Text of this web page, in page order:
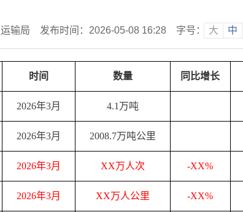
输局 发布时间：2026-05-08 16:28 字号： 大 中
时间 数量 同比增长
2026年3月 4.1万吨
2026年3月 2008.7万吨公里
2026年3月 XX万人次 -XX%
2026年3月 XX万人公里 -XX%